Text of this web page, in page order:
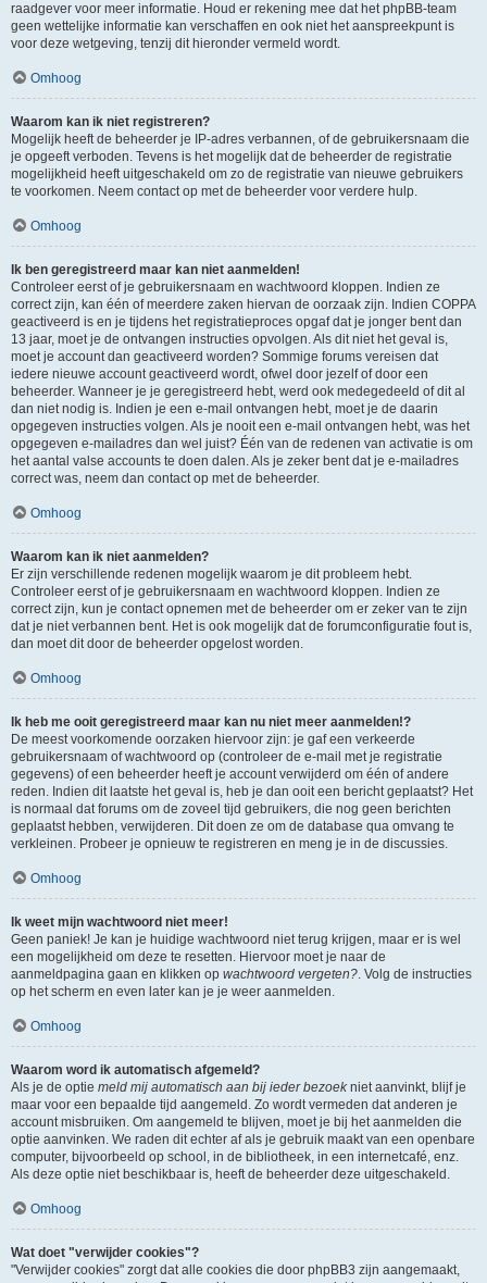
raadgever voor meer informatie. Houd er rekening mee dat het phpBB-team
geen wettelijke informatie kan verschaffen en ook niet het aanspreekpunt is
voor deze wetgeving, tenzij dit hieronder vermeld wordt.
Omhoog
Waarom kan ik niet registreren?
Mogelijk heeft de beheerder je IP-adres verbannen, of de gebruikersnaam die
je opgeeft verboden. Tevens is het mogelijk dat de beheerder de registratie
mogelijkheid heeft uitgeschakeld om zo de registratie van nieuwe gebruikers
te voorkomen. Neem contact op met de beheerder voor verdere hulp.
Omhoog
Ik ben geregistreerd maar kan niet aanmelden!
Controleer eerst of je gebruikersnaam en wachtwoord kloppen. Indien ze
correct zijn, kan één of meerdere zaken hiervan de oorzaak zijn. Indien COPPA
geactiveerd is en je tijdens het registratieproces opgaf dat je jonger bent dan
13 jaar, moet je de ontvangen instructies opvolgen. Als dit niet het geval is,
moet je account dan geactiveerd worden? Sommige forums vereisen dat
iedere nieuwe account geactiveerd wordt, ofwel door jezelf of door een
beheerder. Wanneer je je geregistreerd hebt, werd ook medegedeeld of dit al
dan niet nodig is. Indien je een e-mail ontvangen hebt, moet je de daarin
opgegeven instructies volgen. Als je nooit een e-mail ontvangen hebt, was het
opgegeven e-mailadres dan wel juist? Één van de redenen van activatie is om
het aantal valse accounts te doen dalen. Als je zeker bent dat je e-mailadres
correct was, neem dan contact op met de beheerder.
Omhoog
Waarom kan ik niet aanmelden?
Er zijn verschillende redenen mogelijk waarom je dit probleem hebt.
Controleer eerst of je gebruikersnaam en wachtwoord kloppen. Indien ze
correct zijn, kun je contact opnemen met de beheerder om er zeker van te zijn
dat je niet verbannen bent. Het is ook mogelijk dat de forumconfiguratie fout is,
dan moet dit door de beheerder opgelost worden.
Omhoog
Ik heb me ooit geregistreerd maar kan nu niet meer aanmelden!?
De meest voorkomende oorzaken hiervoor zijn: je gaf een verkeerde
gebruikersnaam of wachtwoord op (controleer de e-mail met je registratie
gegevens) of een beheerder heeft je account verwijderd om één of andere
reden. Indien dit laatste het geval is, heb je dan ooit een bericht geplaatst? Het
is normaal dat forums om de zoveel tijd gebruikers, die nog geen berichten
geplaatst hebben, verwijderen. Dit doen ze om de database qua omvang te
verkleinen. Probeer je opnieuw te registreren en meng je in de discussies.
Omhoog
Ik weet mijn wachtwoord niet meer!
Geen paniek! Je kan je huidige wachtwoord niet terug krijgen, maar er is wel
een mogelijkheid om deze te resetten. Hiervoor moet je naar de
aanmeldpagina gaan en klikken op wachtwoord vergeten?. Volg de instructies
op het scherm en even later kan je je weer aanmelden.
Omhoog
Waarom word ik automatisch afgemeld?
Als je de optie meld mij automatisch aan bij ieder bezoekniet aanvinkt, blijf je
maar voor een bepaalde tijd aangemeld. Zo wordt vermeden dat anderen je
account misbruiken. Om aangemeld te blijven, moet je bij het aanmelden die
optie aanvinken. We raden dit echter af als je gebruik maakt van een openbare
computer, bijvoorbeeld op school, in de bibliotheek, in een internetcafé, enz.
Als deze optie niet beschikbaar is, heeft de beheerder deze uitgeschakeld.
Omhoog
Wat doet "verwijder cookies"?
"Verwijder cookies" zorgt dat alle cookies die door phpBB3 zijn aangemaakt,